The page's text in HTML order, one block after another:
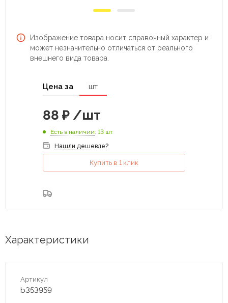
Изображение товара носит справочный характер и
может незначительно отличаться от реального
внешнего вида товара.
Цена за шт
88 ₽ /шт
Есть в наличии: 13 шт
Нашли дешевле?
Купить в 1 клик
Характеристики
Артикул
b353959